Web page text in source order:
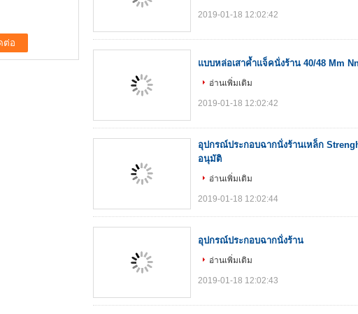
2019-01-18 12:02:42
แบบหล่อเสาค้ำแจ็คนั่งร้าน 40/48 Mm
อ่านเพิ่มเติม
2019-01-18 12:02:42
อุปกรณ์ประกอบฉากนั่งร้านเหล็ก
อนุมัติ
อ่านเพิ่มเติม
2019-01-18 12:02:44
อุปกรณ์ประกอบฉากนั่งร้าน
อ่านเพิ่มเติม
2019-01-18 12:02:43